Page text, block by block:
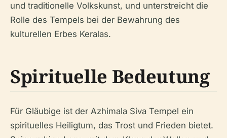
und traditionelle Volkskunst, und unterstreicht die
Rolle des Tempels bei der Bewahrung des
kulturellen Erbes Keralas.
Spirituelle Bedeutung
Für Gläubige ist der Azhimala Siva Tempel ein
spirituelles Heiligtum, das Trost und Frieden bietet.